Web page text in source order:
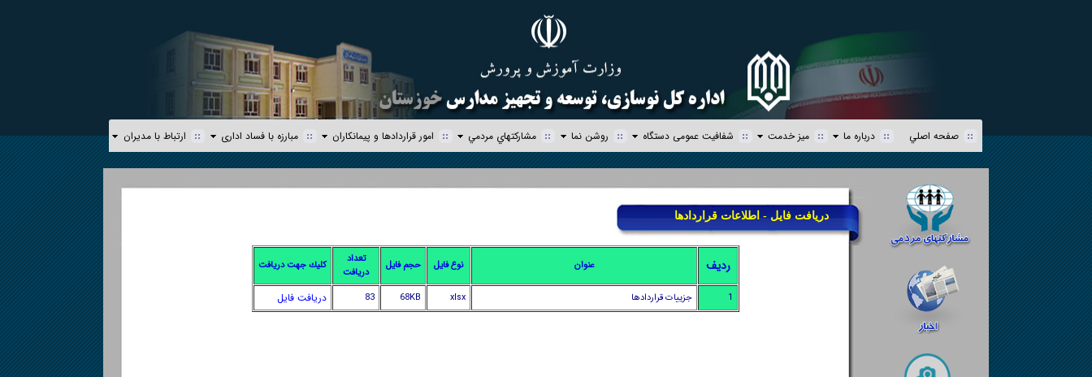
صفحه اصلي درباره ما میز خدمت شفافیت عمومی دستگاه روشن نما مشاركتهاي مردمي امور قراردادها و پيمانكاران مبارزه با فساد اداری ارتباط با مديران